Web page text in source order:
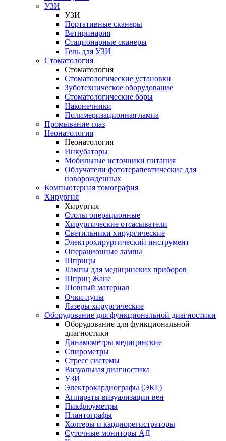
УЗИ
УЗИ
Портативные сканеры
Ветиринария
Стационарные сканеры
Гель для УЗИ
Стоматология
Стоматология
Стоматологические установки
Зуботехническое оборудование
Стоматологические боры
Наконечники
Полимеризационная лампа
Промывание глаз
Неонатология
Неонатология
Инкубаторы
Мобильные источники питания
Облучатели фототерапевтические для
новорожденных
Компьютерная томография
Хирургия
Хирургия
Столы операционные
Хирургические отсасыватели
Светильники хирургические
Электрохирургический инструмент
Операционные лампы
Шприцы
Лампы для медицинских приборов
Шприц Жане
Шовный материал
Очки-лупы
Лазеры хирургические
Оборудование для функциональной диагностики
Оборудование для функциональной
диагностики
Динамометры медицинские
Спирометры
Стресс системы
Визуальная диагностика
УЗИ
Электрокардиографы (ЭКГ)
Аппараты визуализации вен
Пикфлоуметры
Плантографы
Холтеры и кардиорегистраторы
Суточные мониторы АД